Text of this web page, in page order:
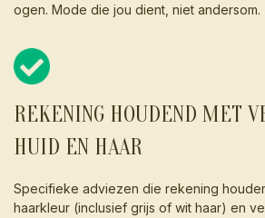
ogen. Mode die jou dient, niet andersom.
REKENING HOUDEND MET
HUID EN HAAR
Specifieke adviezen die rekening
haarkleur (inclusief grijs of wit haar) en